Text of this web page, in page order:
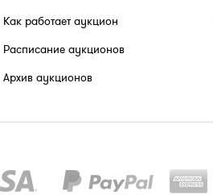
Как работает аукцион
Расписание аукционов
Архив аукционов